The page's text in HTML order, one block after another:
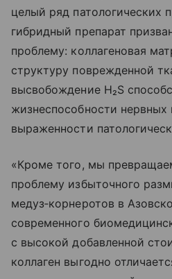
целый ряд патологических
гибридный препарат
проблему: коллагеновая
структуру поврежденной
высвобождение H₂S
жизнеспособности
выраженности
«Кроме того, мы
проблему избыточного
медуз‑корнеротов в
современного
с высокой добавленной
коллаген выгодно